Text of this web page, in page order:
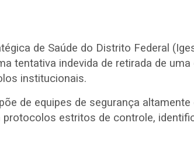
de Saúde do Distrito Federal
tentativa indevida de retirada de
institucionais.
de equipes de segurança
protocolos estritos de controle,